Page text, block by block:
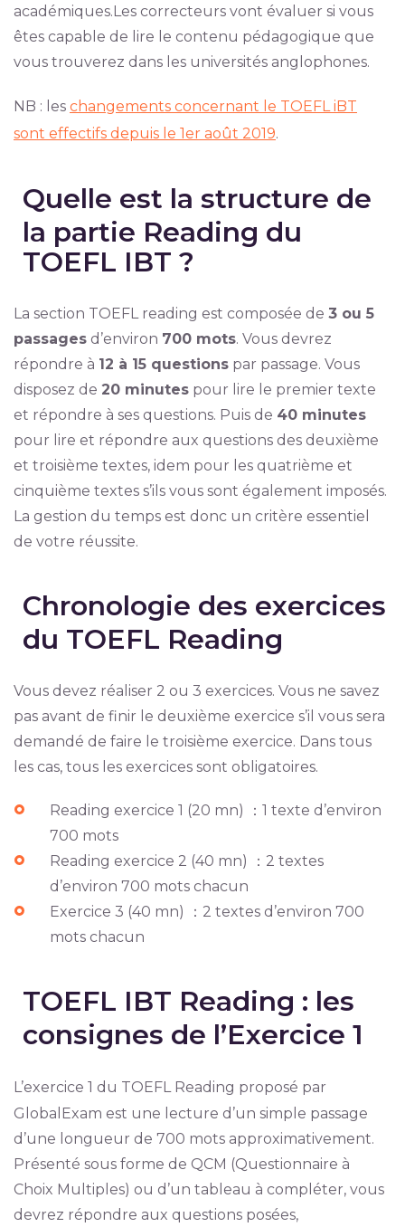
académiques.Les correcteurs vont évaluer si vous
êtes capable de lire le contenu pédagogique que
vous trouverez dans les universités anglophones.
NB : les changements concernant le TOEFL iBT
sont effectifs depuis le 1er août 2019.
Quelle est la structure de
la partie Reading du
TOEFL IBT ?
La section TOEFL reading est composée de 3 ou 5
passages d’environ 700 mots. Vous devrez
répondre à 12 à 15 questions par passage. Vous
disposez de 20 minutes pour lire le premier texte
et répondre à ses questions. Puis de 40 minutes
pour lire et répondre aux questions des deuxième
et troisième textes, idem pour les quatrième et
cinquième textes s’ils vous sont également imposés.
La gestion du temps est donc un critère essentiel
de votre réussite.
Chronologie des exercices
du TOEFL Reading
Vous devez réaliser 2 ou 3 exercices. Vous ne savez
pas avant de finir le deuxième exercice s’il vous sera
demandé de faire le troisième exercice. Dans tous
les cas, tous les exercices sont obligatoires.
Reading exercice 1 (20 mn) ：1 texte d’environ
700 mots
Reading exercice 2 (40 mn) ：2 textes
d’environ 700 mots chacun
Exercice 3 (40 mn) ：2 textes d’environ 700
mots chacun
TOEFL IBT Reading : les
consignes de l’Exercice 1
L’exercice 1 du TOEFL Reading proposé par
GlobalExam est une lecture d’un simple passage
d’une longueur de 700 mots approximativement.
Présenté sous forme de QCM (Questionnaire à
Choix Multiples) ou d’un tableau à compléter, vous
devrez répondre aux questions posées,